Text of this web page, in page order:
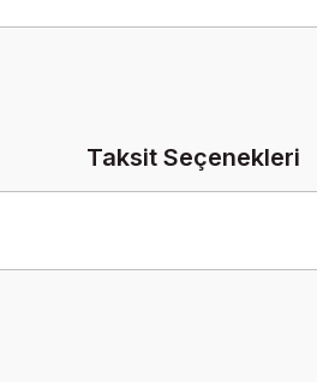
Taksit Seçenekleri